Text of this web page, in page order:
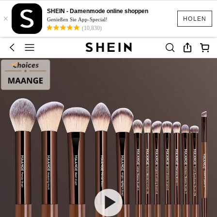
HOLEN
×
SHEIN - Damenmode online shoppen
Genießen Sie App-Special!
(10,830)